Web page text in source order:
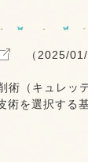
（2025/01/
（キュレッ
を選択する